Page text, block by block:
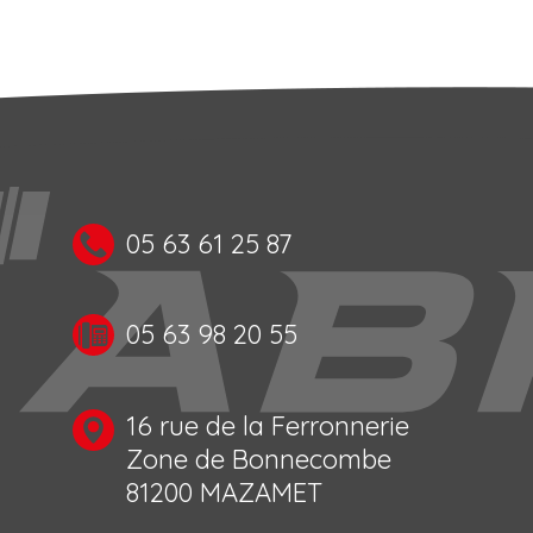
05 63 61 25 87
05 63 98 20 55
16 rue de la Ferronnerie
Zone de Bonnecombe
81200 MAZAMET